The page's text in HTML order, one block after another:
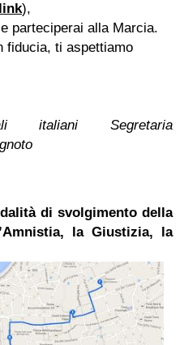
),
parteciperai alla Marcia.
fiducia, ti aspettiamo
italiani
Segretaria
di svolgimento della
la Giustizia, la